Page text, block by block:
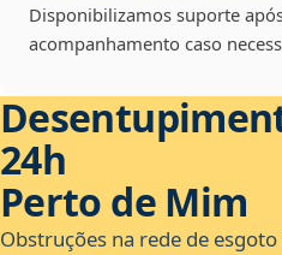
Disponibilizamos suporte
acompanhamento caso
24h
Perto de Mim
Obstruções na rede de